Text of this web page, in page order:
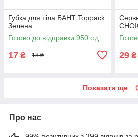
Губка для тіла БАНТ Toppack
Зелена
Готово до відправки 950 од.
17 ₴ 18 ₴ 29 ₴
Показати ще
Про нас